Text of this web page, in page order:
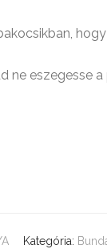
eszegesse
Kategória: